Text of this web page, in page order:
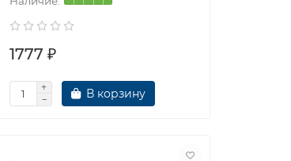
1777 ₽
В корзину